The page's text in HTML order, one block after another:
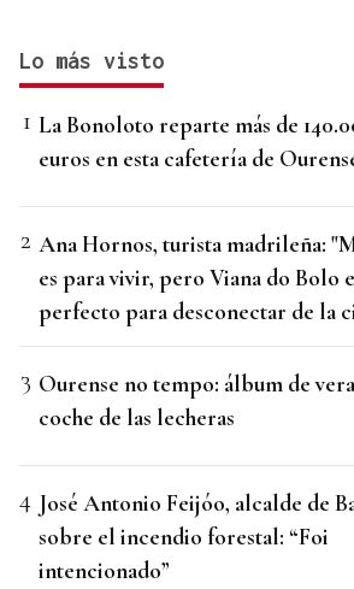
Lo más visto
La Bonoloto reparte más de
euros en esta cafetería de
Ana Hornos, turista madrileña:
es para vivir, pero Viana do Bolo
perfecto para desconectar de la
Ourense no tempo: álbum de
coche de las lecheras
José Antonio Feijóo, alcalde de
sobre el incendio forestal: “Foi
intencionado”